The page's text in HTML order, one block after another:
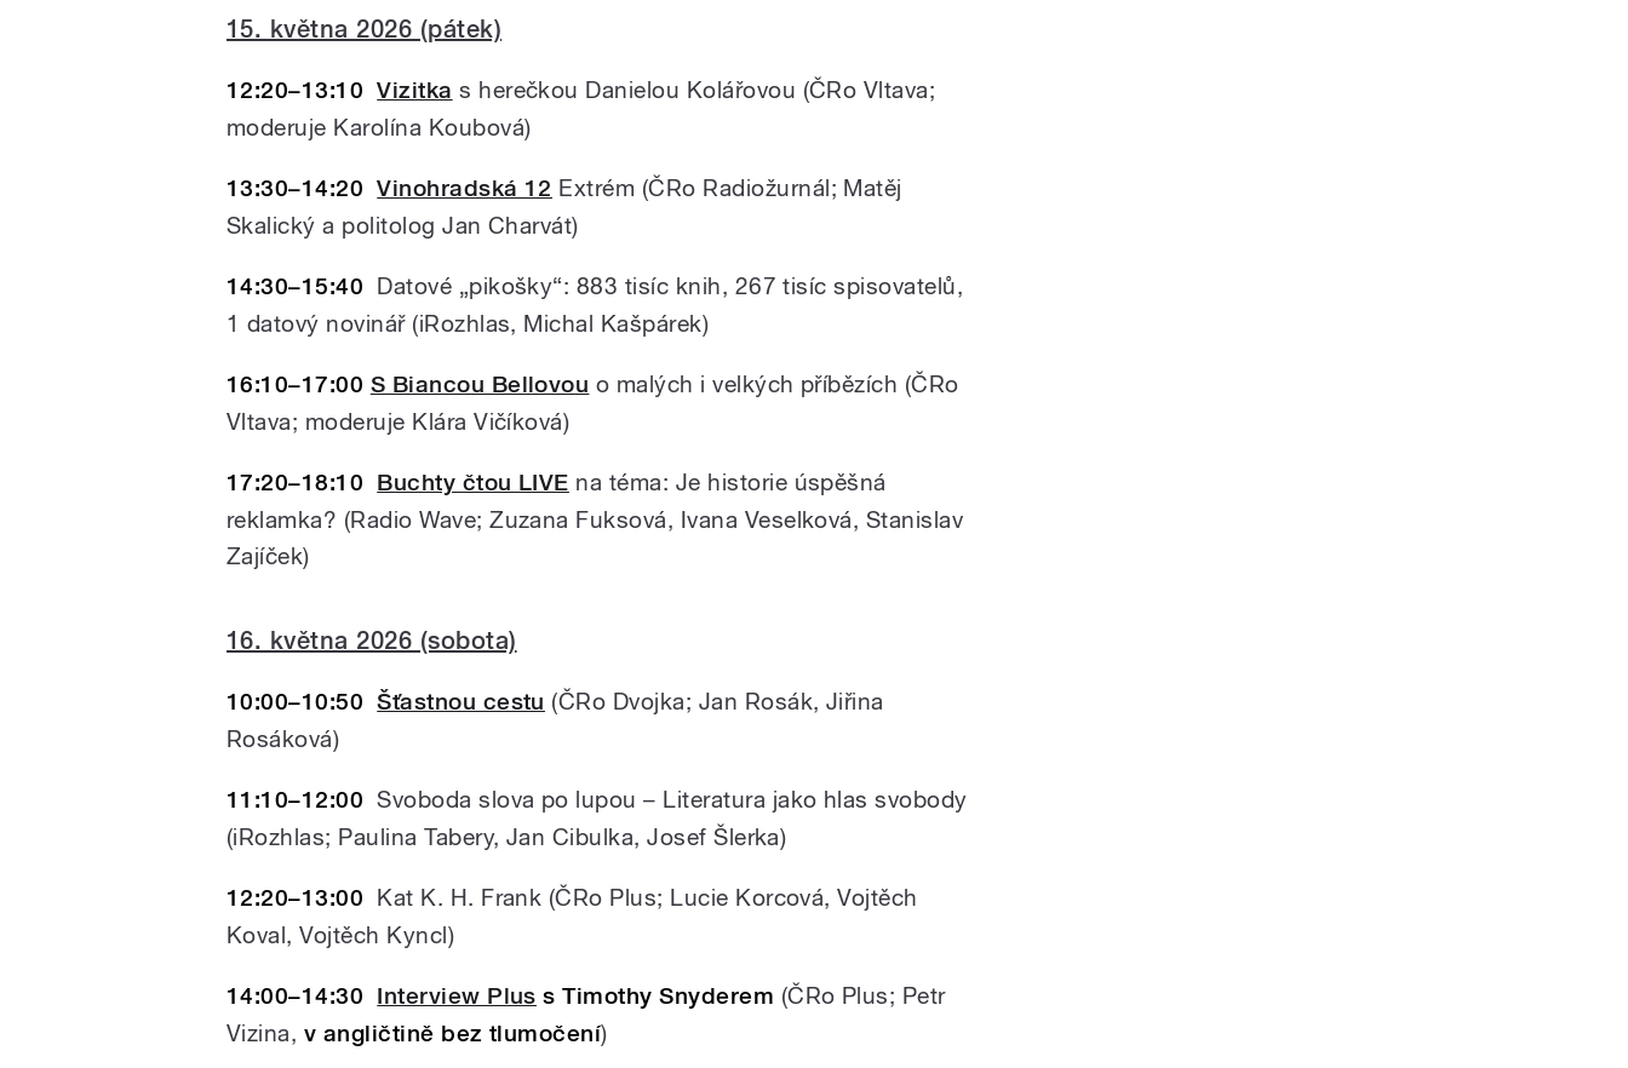
15. května 2026 (pátek)
12:20–13:10 Vizitka s herečkou Danielou Kolářovou (ČRo Vltava;
moderuje Karolína Koubová)
13:30–14:20 Vinohradská 12 Extrém (ČRo Radiožurnál; Matěj
Skalický a politolog Jan Charvát)
14:30–15:40 Datové „pikošky“: 883 tisíc knih, 267 tisíc spisovatelů,
1 datový novinář (iRozhlas, Michal Kašpárek)
16:10–17:00 S Biancou Bellovou o malých i velkých příbězích (ČRo
Vltava; moderuje Klára Vičíková)
17:20–18:10 Buchty čtou LIVE na téma: Je historie úspěšná
reklamka? (Radio Wave; Zuzana Fuksová, Ivana Veselková, Stanislav
Zajíček)
16. května 2026 (sobota)
10:00–10:50 Šťastnou cestu (ČRo Dvojka; Jan Rosák, Jiřina
Rosáková)
11:10–12:00 Svoboda slova po lupou– Literatura jako hlas svobody
(iRozhlas; Paulina Tabery, Jan Cibulka, Josef Šlerka)
12:20–13:00 Kat K. H. Frank (ČRo Plus; Lucie Korcová, Vojtěch
Koval, Vojtěch Kyncl)
14:00–14:30 Interview Plus s Timothy Snyderem (ČRo Plus; Petr
Vizina, v angličtině bez tlumočení)